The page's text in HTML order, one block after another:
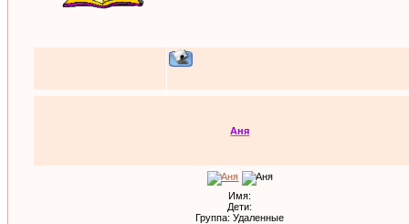
Аня
Имя:
Дети:
Группа: Удаленные